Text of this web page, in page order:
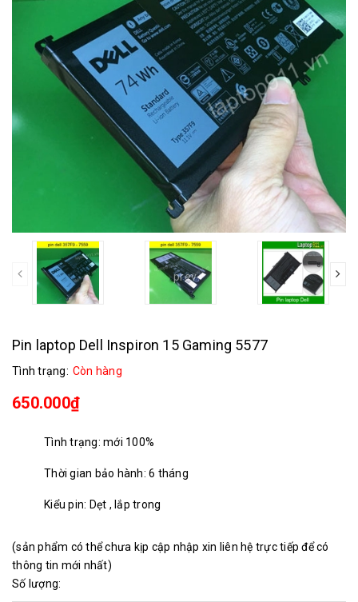
prev
Pin laptop Dell Inspiron 15 Gaming 5577
Tình trạng: Còn hàng
650.000₫
Tình trạng: mới 100%
Thời gian bảo hành: 6 tháng
Kiểu pin: Dẹt , lắp trong
(sản phẩm có thể chưa kịp cập nhập xin liên hệ trực tiếp để có
thông tin mới nhất)
Số lượng: